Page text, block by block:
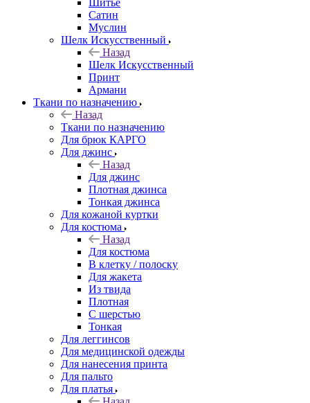
Шитье
Сатин
Муслин
Шелк Искусственный
Назад
Шелк Искусственный
Принт
Армани
Ткани по назначению
Назад
Ткани по назначению
Для брюк КАРГО
Для джинс
Назад
Для джинс
Плотная джинса
Тонкая джинса
Для кожаной куртки
Для костюма
Назад
Для костюма
В клетку / полоску
Для жакета
Из твида
Плотная
С шерстью
Тонкая
Для леггинсов
Для медицинской одежды
Для нанесения принта
Для пальто
Для платья